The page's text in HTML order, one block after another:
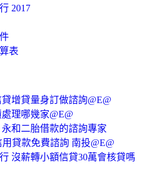
2017
表
增貸量身訂做諮詢@E@
理哪幾家@E@
和二胎借款的諮詢專家
貸款免費諮詢 南投@E@
沒薪轉小額信貸30萬會核貸嗎